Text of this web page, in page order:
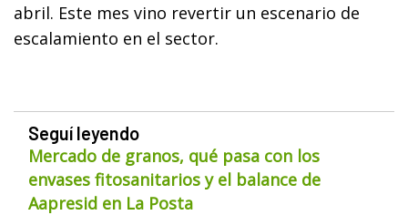
abril. Este mes vino revertir un escenario de
escalamiento en el sector.
Seguí leyendo
Mercado de granos, qué pasa con los
envases fitosanitarios y el balance de
Aapresid en La Posta